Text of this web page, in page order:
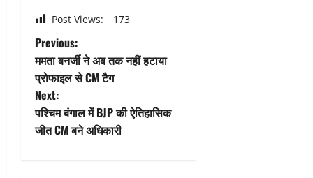
Post Views: 173
P
o
s
t
Previous:
ममता बनर्जी ने अब तक नहीं हटाया
प्रोफाइल से CM टैग
Next:
पश्चिम बंगाल में BJP की ऐतिहासिक
जीत CM बने अधिकारी